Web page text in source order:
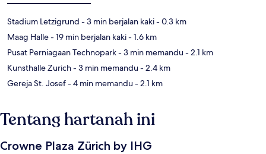
Stadium Letzigrund - 3 min berjalan kaki- 0.3 km
Maag Halle- 19 min berjalan kaki- 1.6 km
Pusat Perniagaan Technopark- 3 min memandu- 2.1 km
Kunsthalle Zurich- 3 min memandu- 2.4 km
Gereja St. Josef- 4 min memandu- 2.1 km
Tentang hartanah ini
Crowne Plaza Zürich by IHG